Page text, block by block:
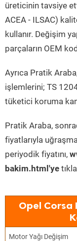
üreticinin tavsiye
ACEA - ILSAC)
kullanır. Değişim
parçaların OEM
Ayrıca Pratik
işlemlerini; TS
tüketici koruma
Pratik Araba,
fiyatlarıyla
periyodik fiyatını,
bakim.html'ye
Opel Corsa
Motor Yağı Değişim